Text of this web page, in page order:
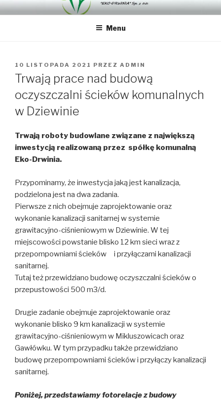
Przejdź
do
"EKO-DRWINIA" SP. Z O.O.
"EKO-DRWINIA" Sp. z o.o.
Menu
OPUBLIKOWANE
W
10 LISTOPADA 2021 PRZEZ ADMIN
Trwają prace nad budową
oczyszczalni ścieków komunalnych
w Dziewinie
Trwają roboty budowlane związane z największą
inwestycją realizowaną przez spółkę komunalną
Eko-Drwinia.
Przypominamy, że inwestycja jaką jest kanalizacja,
podzielona jest na dwa zadania.
Pierwsze z nich obejmuje zaprojektowanie oraz
wykonanie kanalizacji sanitarnej w systemie
grawitacyjno-ciśnieniowym w Dziewinie. W tej
miejscowości powstanie blisko 12 km sieci wraz z
przepompowniami ścieków i przyłączami kanalizacji
sanitarnej.
Tutaj też przewidziano budowę oczyszczalni ścieków o
przepustowości 500 m3/d.
Drugie zadanie obejmuje zaprojektowanie oraz
wykonanie blisko 9 km kanalizacji w systemie
grawitacyjno-ciśnieniowym w Mikluszowicach oraz
Gawłówku. W tym przypadku także przewidziano
budowę przepompowniami ścieków i przyłączy kanalizacji
sanitarnej.
Poniżej, przedstawiamy fotorelacje z budowy